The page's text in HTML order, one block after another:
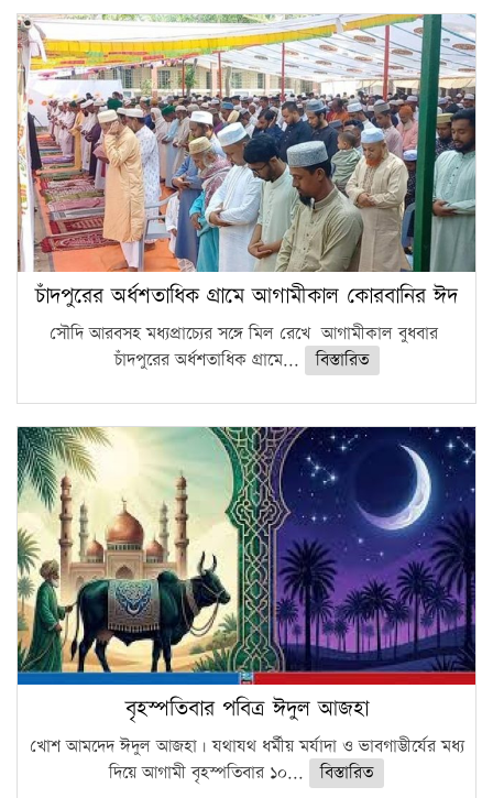
চাঁদপুরের অর্ধশতাধিক গ্রামে আগামীকাল কোরবানির ঈদ
সৌদি আরবসহ মধ্যপ্রাচ্যের সঙ্গে মিল রেখে আগামীকাল বুধবার
চাঁদপুরের অর্ধশতাধিক গ্রামে...
বিস্তারিত
বৃহস্পতিবার পবিত্র ঈদুল আজহা
খোশ আমদেদ ঈদুল আজহা। যথাযথ ধর্মীয় মর্যাদা ও ভাবগাম্ভীর্যের মধ্য
দিয়ে আগামী বৃহস্পতিবার ১০...
বিস্তারিত